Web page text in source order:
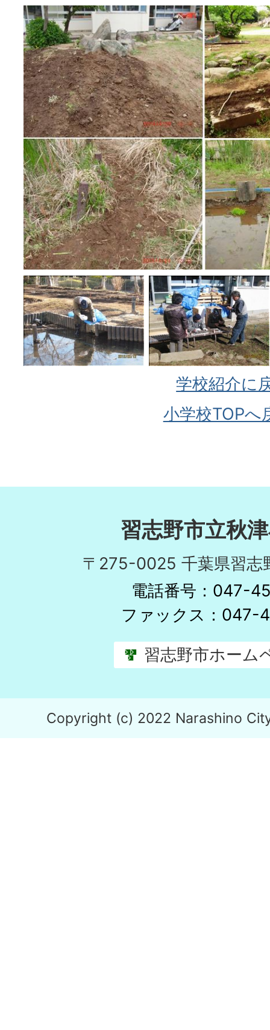
学校紹介に
小学校TOPへ
習志野市立秋
〒275-0025 千葉県習志
電話番号：047-
ファックス：047-
習志野市ホーム
Copyright (c) 2022 Narashino